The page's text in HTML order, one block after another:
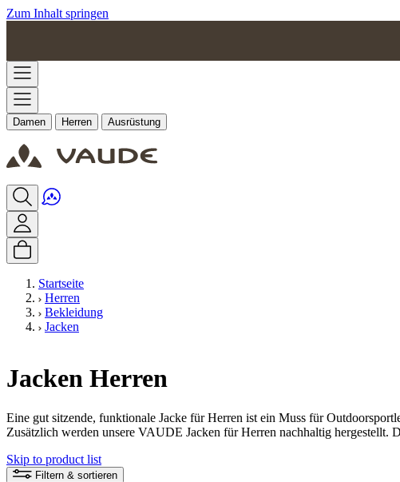
Zum Inhalt springen
Damen Herren Ausrüstung
Startseite
Herren
Bekleidung
Jacken
Jacken Herren
Eine gut sitzende, funktionale Jacke für Herren ist ein Muss für
Zusätzlich werden unsere VAUDE Jacken für Herren nachhaltig hergestellt.
Skip to product list
Filtern & sortieren